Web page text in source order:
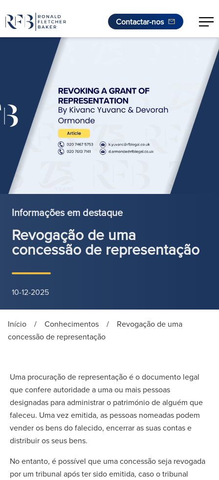
Saltar para o conteúdo
Contactar-nos
Informações em destaque
Revogação de uma
concessão de representação
10-12-2025
Início / Conhecimentos /
Revogação de uma
concessão de representação
Uma procuração de representação é o documento legal
que confere autoridade a uma ou mais pessoas
designadas para administrar o património de alguém que
faleceu. Uma vez emitida, as pessoas nomeadas podem
vender os bens do falecido, encerrar as suas contas e
distribuir os seus bens.
No entanto, é possível que uma concessão seja revogada
por um tribunal após ter sido emitida, caso o tribunal